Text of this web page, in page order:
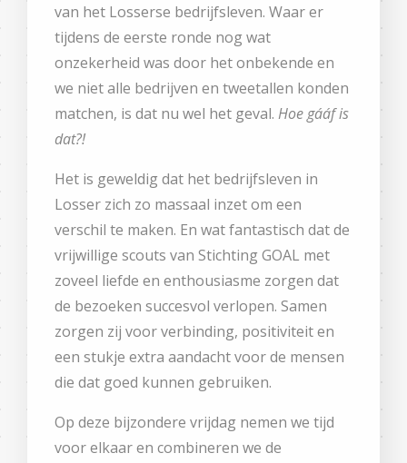
van het Losserse bedrijfsleven. Waar er
tijdens de eerste ronde nog wat
onzekerheid was door het onbekende en
we niet alle bedrijven en tweetallen konden
matchen, is dat nu wel het geval. Hoe gááf is
dat?!
Het is geweldig dat het bedrijfsleven in
Losser zich zo massaal inzet om een
verschil te maken. En wat fantastisch dat de
vrijwillige scouts van Stichting GOAL met
zoveel liefde en enthousiasme zorgen dat
de bezoeken succesvol verlopen. Samen
zorgen zij voor verbinding, positiviteit en
een stukje extra aandacht voor de mensen
die dat goed kunnen gebruiken.
Op deze bijzondere vrijdag nemen we tijd
voor elkaar en combineren we de